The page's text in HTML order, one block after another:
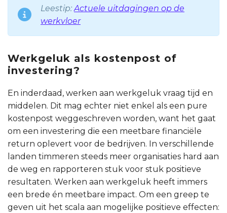
Leestip:Actuele uitdagingen op de
werkvloer
Werkgeluk als kostenpost of
investering?
En inderdaad, werken aan werkgeluk vraag tijd en
middelen. Dit mag echter niet enkel als een pure
kostenpost weggeschreven worden, want het gaat
om een investering die een meetbare financiële
return oplevert voor de bedrijven. In verschillende
landen timmeren steeds meer organisaties hard aan
de weg en rapporteren stuk voor stuk positieve
resultaten. Werken aan werkgeluk heeft immers
een brede én meetbare impact. Om een greep te
geven uit het scala aan mogelijke positieve effecten: